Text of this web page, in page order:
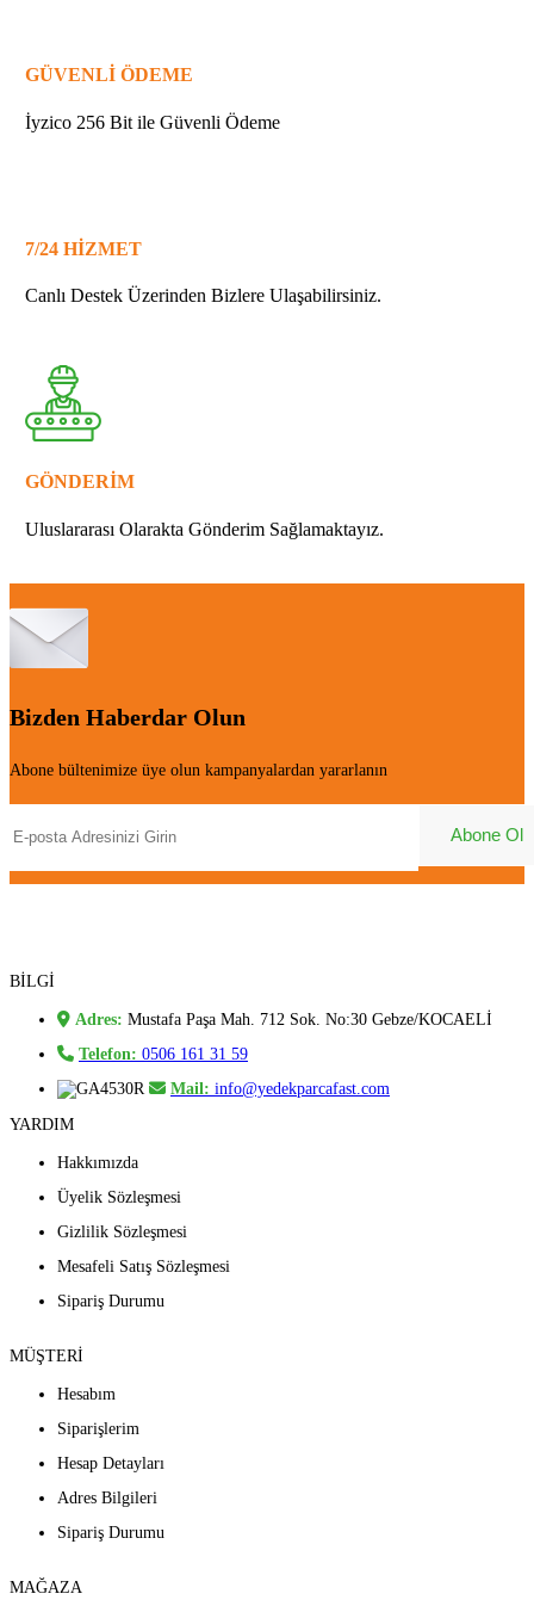
GÜVENLİ ÖDEME
İyzico 256 Bit ile Güvenli Ödeme
7/24 HİZMET
Canlı Destek Üzerinden Bizlere Ulaşabilirsiniz.
GÖNDERİM
Uluslararası Olarakta Gönderim Sağlamaktayız.
Bizden Haberdar Olun
Abone bültenimize üye olun kampanyalardan yararlanın
BİLGİ
Adres: Mustafa Paşa Mah. 712 Sok. No:30 Gebze/KOCAELİ
Telefon: 0506 161 31 59
Mail: info@yedekparcafast.com
YARDIM
Hakkımızda
Üyelik Sözleşmesi
Gizlilik Sözleşmesi
Mesafeli Satış Sözleşmesi
Sipariş Durumu
MÜŞTERİ
Hesabım
Siparişlerim
Hesap Detayları
Adres Bilgileri
Sipariş Durumu
MAĞAZA